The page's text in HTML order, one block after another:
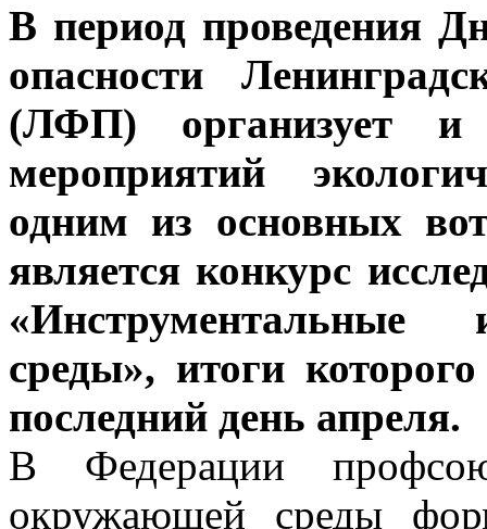
В период проведения
опасности
(ЛФП) организует и
мероприятий
одним из основных
является конкурс
«Инструментальные
среды», итоги
последний день апреля.
В Федерации
окружающей среды